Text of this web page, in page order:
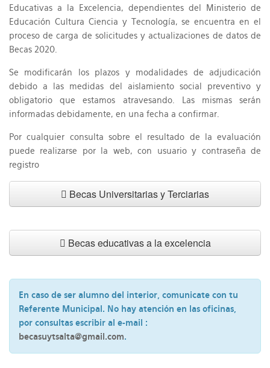
Educativas a la Excelencia, dependientes del Ministerio de
Educación Cultura Ciencia y Tecnología, se encuentra en el
proceso de carga de solicitudes y actualizaciones de datos de
Becas 2020.
Se modificarán los plazos y modalidades de adjudicación
debido a las medidas del aislamiento social preventivo y
obligatorio que estamos atravesando. Las mismas serán
informadas debidamente, en una fecha a confirmar.
Por cualquier consulta sobre el resultado de la evaluación
puede realizarse por la web, con usuario y contraseña de
registro
Becas Universitarias y Terciarias
Becas educativas a la excelencia
En caso de ser alumno del interior, comunicate con tu
Referente Municipal. No hay atención en las oficinas,
por consultas escribir al e-mail :
becasuytsalta@gmail.com.